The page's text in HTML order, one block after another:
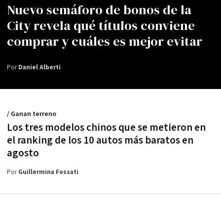
Nuevo semáforo de bonos de la
City revela qué títulos conviene
comprar y cuáles es mejor evitar
PorDaniel Alberti
Los tres modelos chinos que se metieron en
el ranking de los 10 autos más baratos en
agosto
/ Ganan terreno
PorGuillermina Fossati